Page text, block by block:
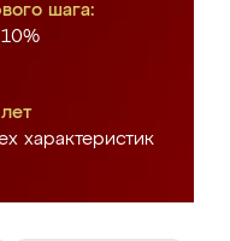
шага:
характеристик